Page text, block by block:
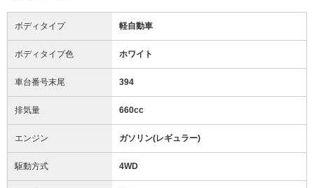
ボディタイプ 軽自動車
ボディタイプ色 ホワイト
車台番号末尾 394
排気量 660cc
エンジン ガソリン(レギュラー)
駆動方式 4WD